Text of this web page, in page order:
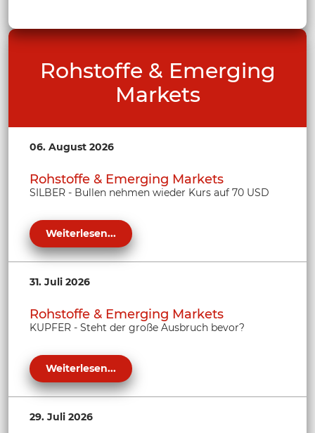
Rohstoffe & Emerging
Markets
06. August 2026
Rohstoffe & Emerging Markets
SILBER - Bullen nehmen wieder Kurs auf 70 USD
Weiterlesen...
31. Juli 2026
Rohstoffe & Emerging Markets
KUPFER - Steht der große Ausbruch bevor?
Weiterlesen...
29. Juli 2026